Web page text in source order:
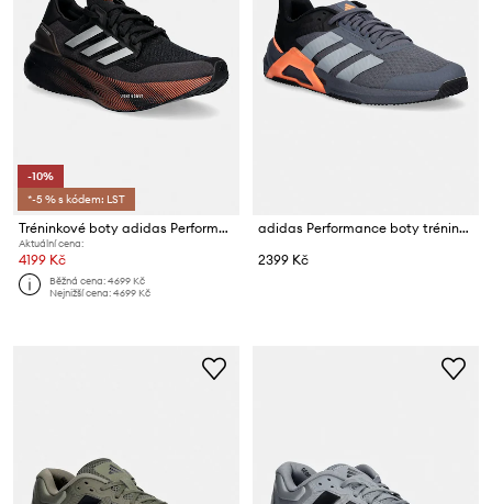
-10%
*-5 % s kódem: LST
Tréninkové boty adidas Performance Ultraboost 5
Aktuální cena:
4199 Kč
Běžná cena:4699 Kč
Nejnižší cena:4699 Kč
adidas Performance boty tréninkové pánské Dropset Control
2399 Kč